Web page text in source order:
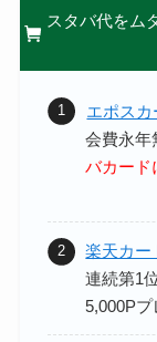
スタバ代をム
エポスカ
会費永年
バカード
楽天カー
連続第1
5,000Pプ